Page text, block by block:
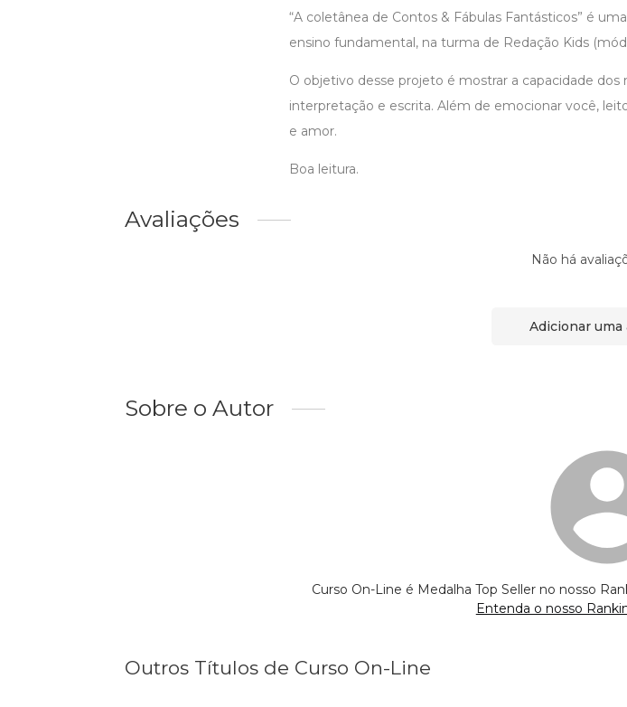
“A coletânea de Contos & Fábulas Fantásticos” é
ensino fundamental, na turma de Redação Kids
O objetivo desse projeto é mostrar a capacidade dos
interpretação e escrita. Além de emocionar você,
e amor.
Boa leitura.
Avaliações
Não há
Adicionar uma
Sobre o Autor
Curso On-Line é Medalha Top Seller no nosso
Entenda o nosso
Outros Títulos de Curso On-Line